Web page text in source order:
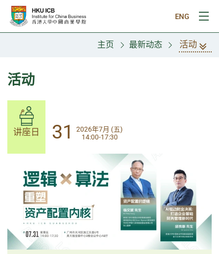
跳往主要内容
ENG
打
主页 最新动态 活动
活动
讲座日 31
2026年7月 (五)
14:00-17:30
讲座日 31
2026年7月 (五)
14:00 -16：30